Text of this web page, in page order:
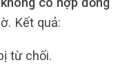
Kết quả:
từ chối.